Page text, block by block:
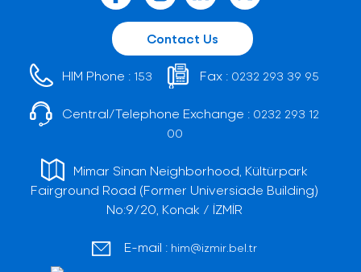
Contact Us
HIM Phone : 153 Fax : 0232 293 39 95
Central/Telephone Exchange : 0232 293 12
00
Mimar Sinan Neighborhood, Kültürpark
Fairground Road (Former Universiade Building)
No:9/20, Konak / İZMİR
E-mail : him@izmir.bel.tr